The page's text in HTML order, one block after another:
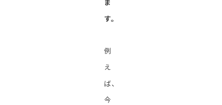
ま
す。
例
え
ば、
今